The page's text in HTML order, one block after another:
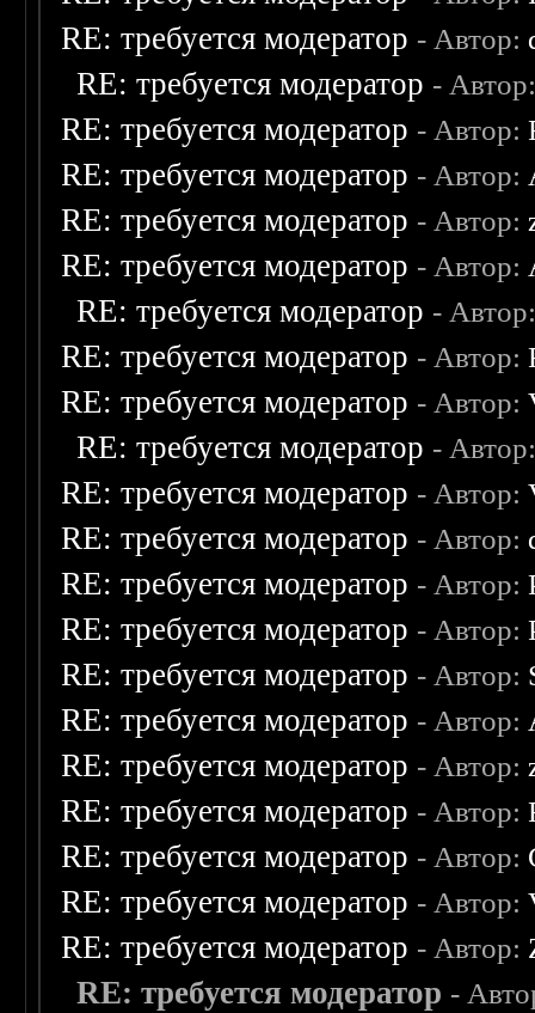
RE: требуется модератор - Автор:
RE: требуется модератор -
RE: требуется модератор - Автор:
RE: требуется модератор - Автор:
RE: требуется модератор - Автор:
RE: требуется модератор - Автор:
RE: требуется модератор -
RE: требуется модератор - Автор:
RE: требуется модератор - Автор:
RE: требуется модератор -
RE: требуется модератор - Автор:
RE: требуется модератор - Автор:
RE: требуется модератор - Автор:
RE: требуется модератор - Автор:
RE: требуется модератор - Автор:
RE: требуется модератор - Автор:
RE: требуется модератор - Автор:
RE: требуется модератор - Автор:
RE: требуется модератор - Автор:
RE: требуется модератор - Автор:
RE: требуется модератор - Автор:
RE: требуется модератор -